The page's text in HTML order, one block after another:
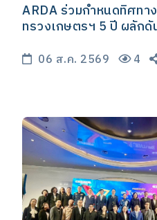
ARDA ร่วมกำหนดทิศท
ทรวงเกษตรฯ 5 ปี ผลักดั
06 ส.ค. 2569 4